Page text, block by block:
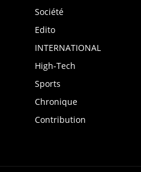
Société
Edito
INTERNATIONAL
High-Tech
Sports
Chronique
Contribution